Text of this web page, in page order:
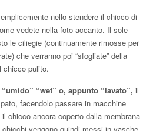
nello stendere il chicco di
vedete nella foto accanto. Il sole
le ciliegie (continuamente rimosse per
che verranno poi “sfogliate” della
chicco pulito.
“wet” o, appunto “lavato”, il
facendolo passare in macchine
chicco ancora coperto dalla membrana